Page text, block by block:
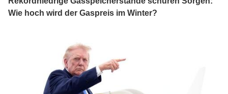
Wie hoch wird der Gaspreis im Winter?